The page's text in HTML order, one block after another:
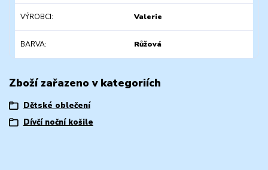
VÝROBCI Valerie
BARVA Růžová
Zboží zařazeno v kategoriích
Dětské oblečení
Dívčí noční košile